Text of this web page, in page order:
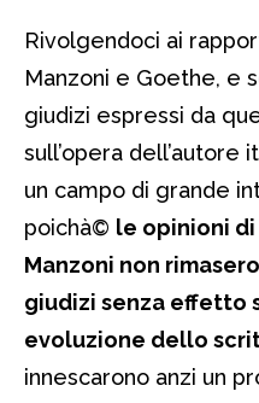
Rivolgendoci ai
Manzoni e Goethe, e
giudizi espressi da
sull’opera dell’autore
un campo di grande
poichà© le opinioni
Manzoni non
giudizi senza effetto
evoluzione dello
innescarono anzi un